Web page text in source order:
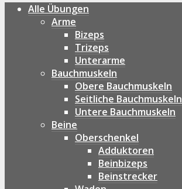
Alle Übungen
Arme
Bizeps
Trizeps
Unterarme
Bauchmuskeln
Obere Bauchmuskeln
Seitliche Bauchmuskeln
Untere Bauchmuskeln
Beine
Oberschenkel
Adduktoren
Beinbizeps
Beinstrecker